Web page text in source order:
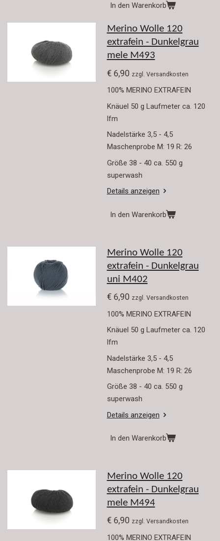
In den Warenkorb
Merino Wolle 120
extrafein - Dunkelgrau
mele M493
€ 6,90 zzgl. Versandkosten
100% MERINO EXTRAFEIN
Knäuel 50 g Laufmeter ca. 120
lfm
Nadelstärke 3,5 - 4,5
Maschenprobe M: 19 R: 26
Größe 38 - 40 ca. 550 g
superwash
Details anzeigen
In den Warenkorb
Merino Wolle 120
extrafein - Dunkelgrau
uni M402
€ 6,90 zzgl. Versandkosten
100% MERINO EXTRAFEIN
Knäuel 50 g Laufmeter ca. 120
lfm
Nadelstärke 3,5 - 4,5
Maschenprobe M: 19 R: 26
Größe 38 - 40 ca. 550 g
superwash
Details anzeigen
In den Warenkorb
Merino Wolle 120
extrafein - Dunkelgrau
mele M494
€ 6,90 zzgl. Versandkosten
100% MERINO EXTRAFEIN